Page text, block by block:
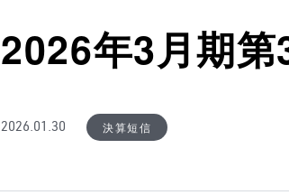
2026年3月期
2026.01.30 決算短信